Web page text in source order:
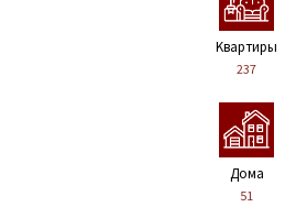
Kвартиры
237
Дома
51